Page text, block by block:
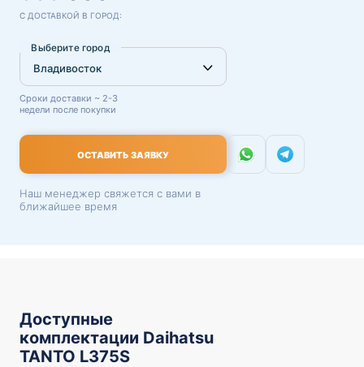
С ДОСТАВКОЙ В ГОРОД:
Выберите город
Сроки доставки ~ 2-3
недели после покупки
ОСТАВИТЬ ЗАЯВКУ
Наш менеджер свяжется с вами в
ближайшее время
Доступные
комплектации Daihatsu
TANTO L375S